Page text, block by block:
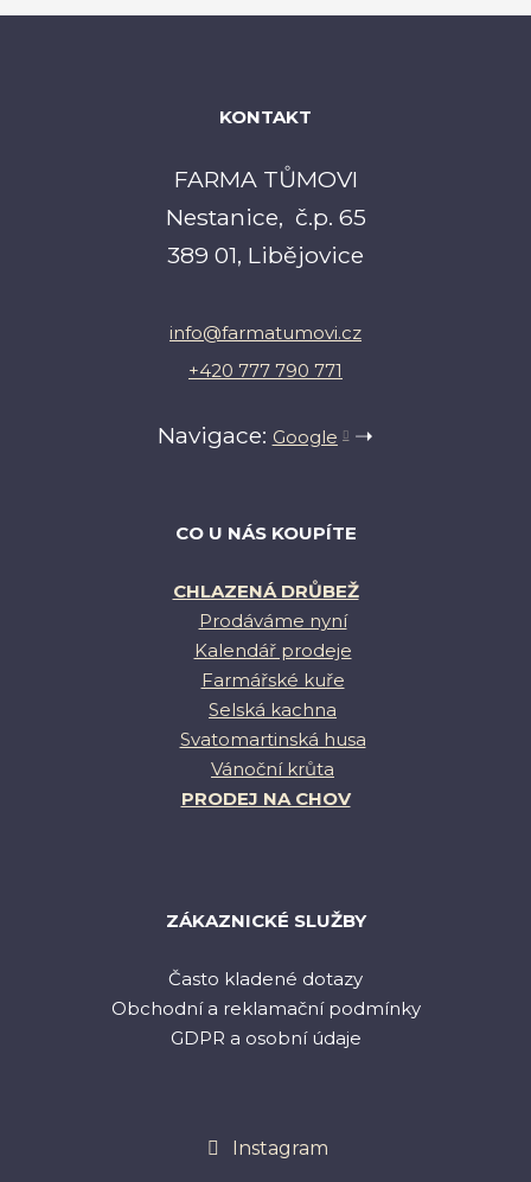
KONTAKT
FARMA TŮMOVI
Nestanice, č.p. 65
389 01, Libějovice
info@farmatumovi.cz
+420 777 790 771
Navigace: Google ➝
CO U NÁS KOUPÍTE
CHLAZENÁ DRŮBEŽ
Prodáváme nyní
Kalendář prodeje
Farmářské kuře
Selská kachna
Svatomartinská husa
Vánoční krůta
PRODEJ NA CHOV
ZÁKAZNICKÉ SLUŽBY
Často kladené dotazy
Obchodní a reklamační podmínky
GDPR a osobní údaje
Instagram